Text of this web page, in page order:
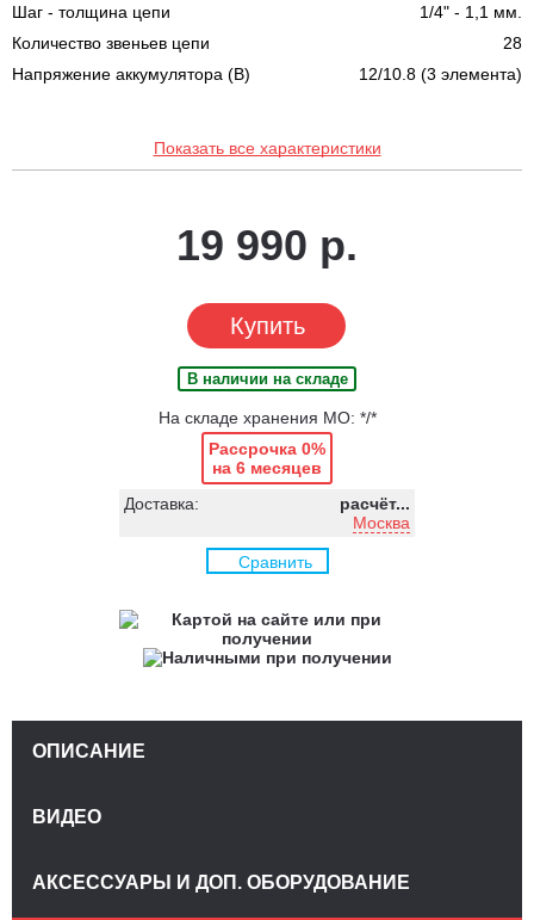
Шаг - толщина цепи
1/4" - 1,1 мм.
Количество звеньев цепи
28
Напряжение аккумулятора (В)
12/10.8 (3 элемента)
Показать все характеристики
19 990 р.
Купить
В наличии на складе
На складе хранения МО: */*
Рассрочка 0%
на 6 месяцев
Доставка:
расчёт...
Москва
Сравнить
ОПИСАНИЕ
ВИДЕО
АКСЕССУАРЫ И ДОП. ОБОРУДОВАНИЕ